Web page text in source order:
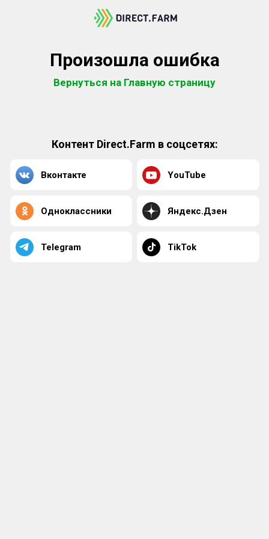
Произошла ошибка
Вернуться на Главную страницу
Контент Direct.Farm в соцсетях:
Вконтакте YouTube
Одноклассники Яндекс.Дзен
Telegram TikTok